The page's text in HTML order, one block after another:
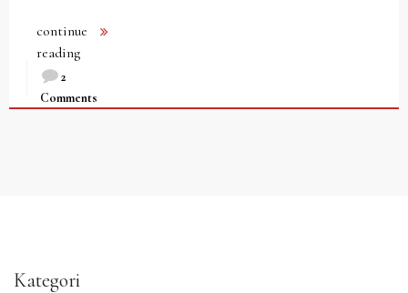
continue
reading
2
Comments
Kategori